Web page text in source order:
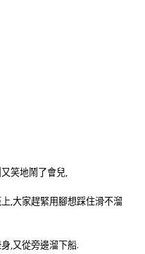
笑地鬧了會兒,
,大家趕緊用腳想踩住滑不溜
,又從旁邊溜下船.